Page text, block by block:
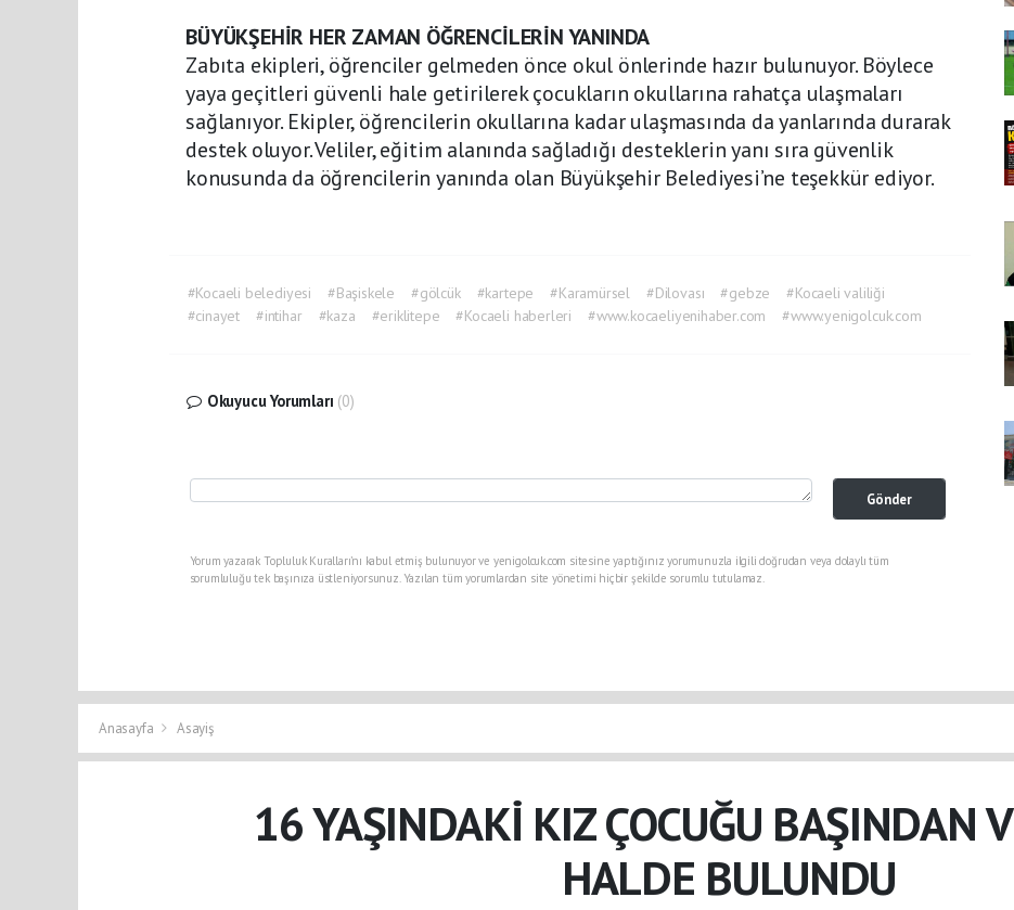
BÜYÜKŞEHİR HER ZAMAN ÖĞRENCİLERİN YANINDA
Zabıta ekipleri, öğrenciler gelmeden önce okul önlerinde hazır bulunuyor. Böylece
yaya geçitleri güvenli hale getirilerek çocukların okullarına rahatça ulaşmaları
sağlanıyor. Ekipler, öğrencilerin okullarına kadar ulaşmasında da yanlarında durarak
destek oluyor. Veliler, eğitim alanında sağladığı desteklerin yanı sıra güvenlik
konusunda da öğrencilerin yanında olan Büyükşehir Belediyesi’ne teşekkür ediyor.
#Kocaeli belediyesi #Başiskele #gölcük #kartepe #Karamürsel #Dilovası #gebze
#Kocaeli valiliği
#cinayet
#intihar #kaza #eriklitepe #Kocaeli haberleri #www.kocaeliyenihaber.com #www.yenigolcuk.com
Okuyucu Yorumları (0)
Gönder
Yorum yazarak Topluluk Kuralları’nı kabul etmiş bulunuyor ve yenigolcuk.com sitesine yaptığınız yorumunuzla ilgili doğrudan veya dolaylı tüm
sorumluluğu tek başınıza üstleniyorsunuz. Yazılan tüm yorumlardan site yönetimi hiçbir şekilde sorumlu tutulamaz.
Anasayfa Asayiş
16 YAŞINDAKİ KIZ ÇOCUĞU BAŞINDAN
HALDE BULUNDU